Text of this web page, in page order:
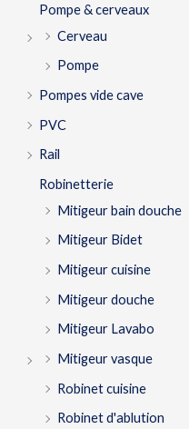
Pompe & cerveaux
Cerveau
Pompe
Pompes vide cave
PVC
Rail
Robinetterie
Mitigeur bain douche
Mitigeur Bidet
Mitigeur cuisine
Mitigeur douche
Mitigeur Lavabo
Mitigeur vasque
Robinet cuisine
Robinet d'ablution